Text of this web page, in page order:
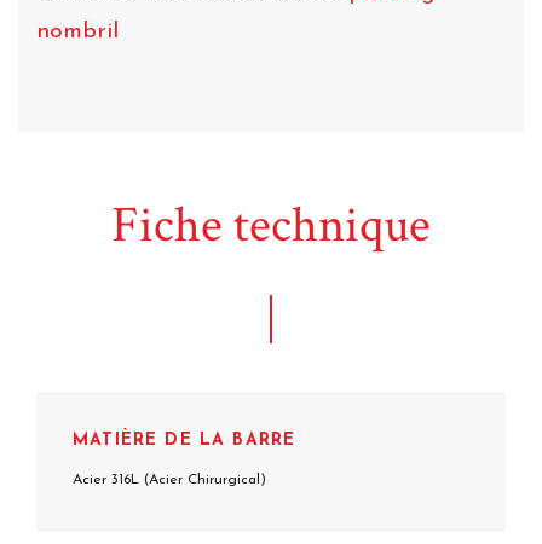
nombril
Fiche technique
MATIÈRE DE LA BARRE
Acier 316L (Acier Chirurgical)